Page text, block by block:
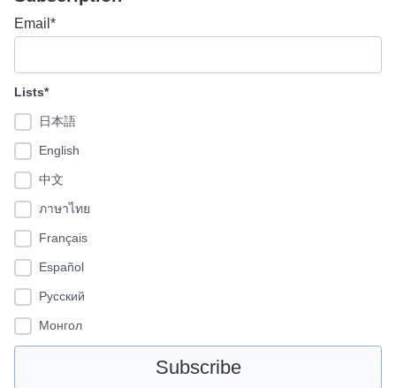
Email*
Lists*
日本語
English
中文
ภาษาไทย
Français
Español
Pусский
Монгол